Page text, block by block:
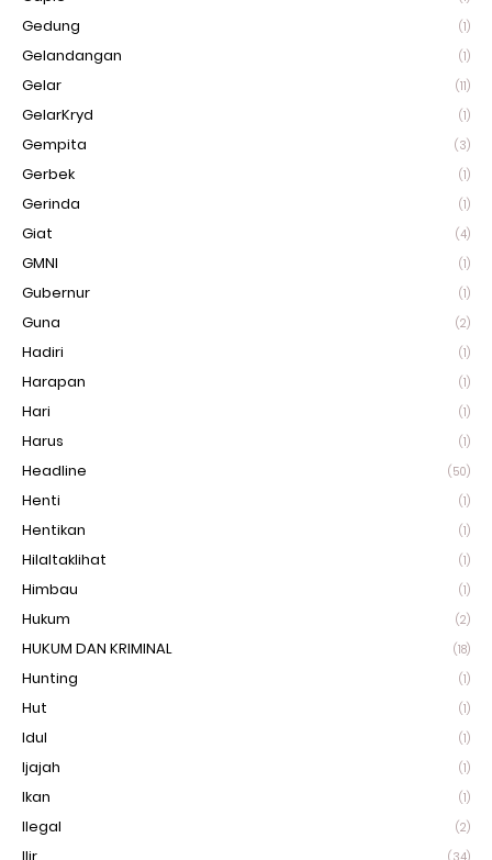
Gedung (1)
Gelandangan (1)
Gelar (11)
GelarKryd (1)
Gempita (3)
Gerbek (1)
Gerinda (1)
Giat (4)
GMNI (1)
Gubernur (1)
Guna (2)
Hadiri (1)
Harapan (1)
Hari (1)
Harus (1)
Headline (50)
Henti (1)
Hentikan (1)
Hilaltaklihat (1)
Himbau (1)
Hukum (2)
HUKUM DAN KRIMINAL (18)
Hunting (1)
Hut (1)
Idul (1)
Ijajah (1)
Ikan (1)
Ilegal (2)